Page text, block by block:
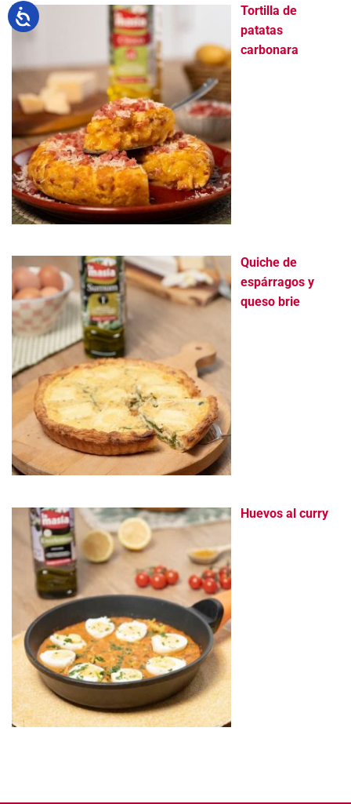
Tortilla de
patatas
carbonara
Quiche de
espárragos y
queso brie
Huevos al curry